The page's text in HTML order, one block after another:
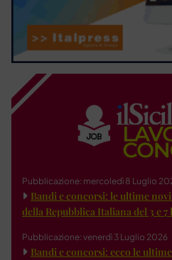
Pubblicazione: mercoledì 8 Luglio
Bandi e concorsi: le ultime
della Repubblica Italiana del 3 e
Pubblicazione: venerdì 3 Luglio 2026
Bandi e concorsi: ecco le